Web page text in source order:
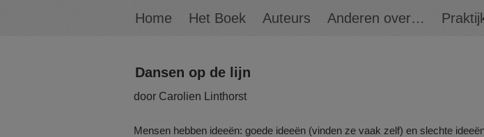
Home Het Boek Auteurs Anderen over…
Dansen op de lijn
door Carolien Linthorst
Mensen hebben ideeën: goede ideeën (vinden ze vaak zelf) en slechte